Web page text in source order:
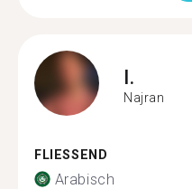
I.
Najran
FLIESSEND
Arabisch